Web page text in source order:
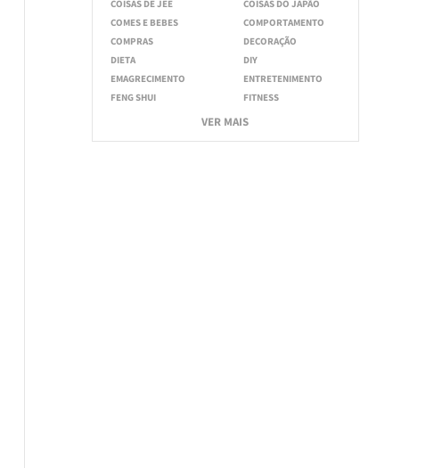
COISAS DE JEE
COISAS DO JAPÃO
COMES E BEBES
COMPORTAMENTO
COMPRAS
DECORAÇÃO
DIETA
DIY
EMAGRECIMENTO
ENTRETENIMENTO
FENG SHUI
FITNESS
VER MAIS